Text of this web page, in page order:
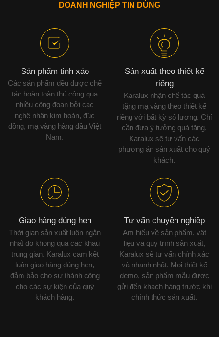
DOANH NGHIỆP TIN DÙNG
Sản phẩm tinh xảo
Các sản phẩm đều được chế
tác hoàn toàn thủ công qua
nhiều công đoạn bởi các
nghệ nhân kim hoàn, đúc
đồng, mạ vàng hàng đầu Việt
Nam.
Sản xuất theo thiết kế
riêng
Karalux nhận chế tác quà
tặng mạ vàng theo thiết kế
riêng với bất kỳ số lượng. Chỉ
cần đưa ý tưởng quà tặng,
Karalux sẽ tư vấn các
phương án sản xuất cho quý
khách.
Giao hàng đúng hẹn
Thời gian sản xuất luôn ngắn
nhất do không qua các khâu
trung gian. Karalux cam kết
luôn giao hàng đúng hẹn,
đảm bảo cho sự thành công
cho các sự kiện của quý
khách hàng.
Tư vấn chuyên nghiệp
Am hiểu về sản phẩm, vật
liệu và quy trình sản xuất,
Karalux sẽ tư vấn chính xác
và nhanh nhất. Mọi thiết kế
demo, sản phẩm mẫu được
gửi đến khách hàng trước khi
chính thức sản xuất.